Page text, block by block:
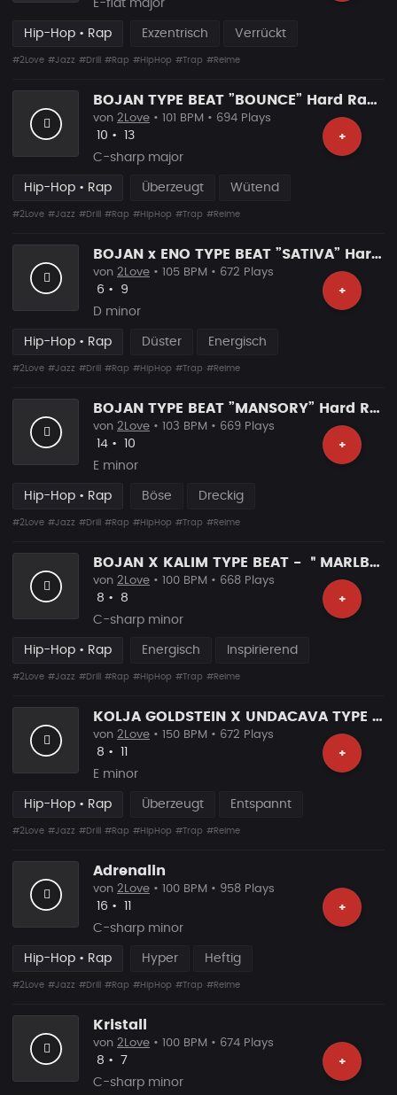
E-flat major
Hip-Hop • Rap Exzentrisch Verrückt
#2Love #Jazz #Drill #Rap #HipHop #Trap #Reime
BOJAN TYPE BEAT ”BOUNCE” Hard Rap Beat
+
von 2Love • 101 BPM • 694 Plays
Likes
10 • Vorgeschlagen
13
C-sharp major
Hip-Hop • Rap Überzeugt Wütend
#2Love #Jazz #Drill #Rap #HipHop #Trap #Reime
BOJAN x ENO TYPE BEAT ”SATIVA” Hard Rap Beat
+
von 2Love • 105 BPM • 672 Plays
Likes
6 • Vorgeschlagen
9
D minor
Hip-Hop • Rap Düster Energisch
#2Love #Jazz #Drill #Rap #HipHop #Trap #Reime
BOJAN TYPE BEAT ”MANSORY” Hard Rap Beat
+
von 2Love • 103 BPM • 669 Plays
Likes
14 • Vorgeschlagen
10
E minor
Hip-Hop • Rap Böse Dreckig
#2Love #Jazz #Drill #Rap #HipHop #Trap #Reime
BOJAN X KALIM TYPE BEAT - ＂MARLBORO＂ ｜ HARD RAP BEAT
+
von 2Love • 100 BPM • 668 Plays
Likes
8 • Vorgeschlagen
8
C-sharp minor
Hip-Hop • Rap Energisch Inspirierend
#2Love #Jazz #Drill #Rap #HipHop #Trap #Reime
KOLJA GOLDSTEIN X UNDACAVA TYPE BEAT - ＂JAMMER＂ ｜ HARD RAP BEAT
+
von 2Love • 150 BPM • 672 Plays
Likes
8 • Vorgeschlagen
E minor
Hip-Hop • Rap Überzeugt Entspannt
#2Love #Jazz #Drill #Rap #HipHop #Trap #Reime
Adrenalin
+
von 2Love • 100 BPM • 958 Plays
Likes
16 • Vorgeschlagen
C-sharp minor
Hip-Hop • Rap Hyper Heftig
#2Love #Jazz #Drill #Rap #HipHop #Trap #Reime
Kristall
+
von 2Love • 100 BPM • 674 Plays
Likes
8 • Vorgeschlagen
7
C-sharp minor